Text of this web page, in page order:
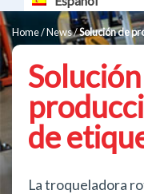
Home/News/Solución de
de
La troqueladora